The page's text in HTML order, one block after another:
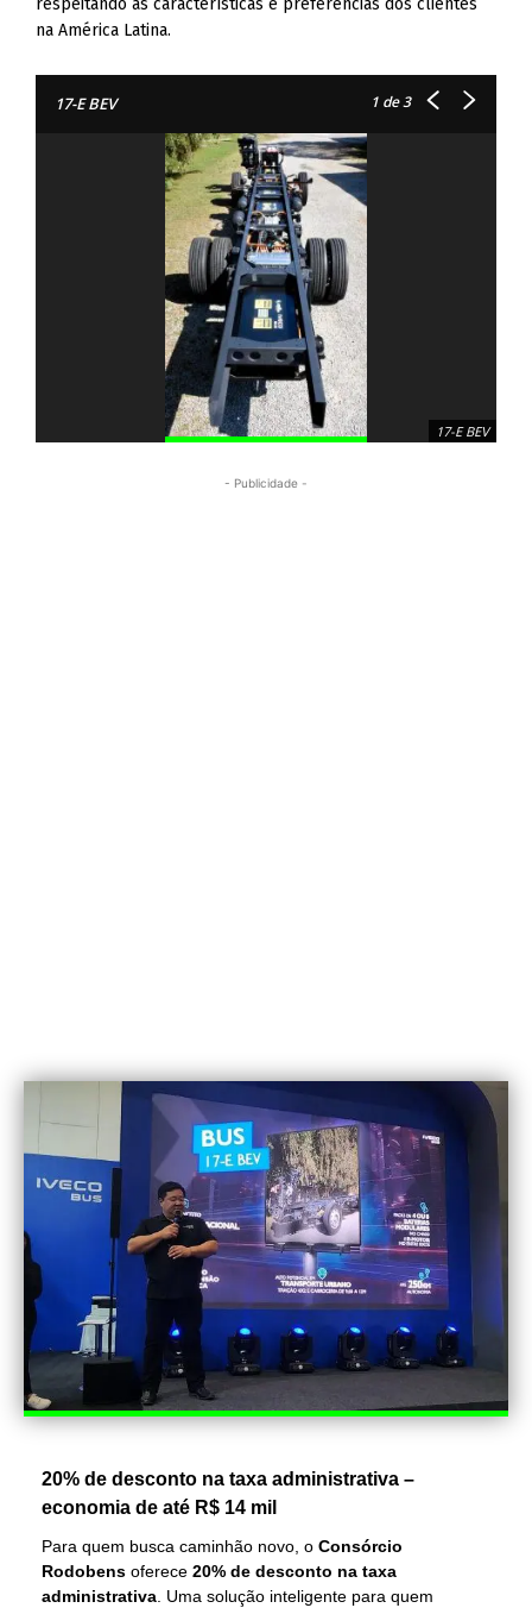
respeitando as características e preferências dos clientes
na América Latina.
17-E BEV 1de 3
17-E BEV
- Publicidade -
20% de desconto na taxa administrativa –
economia de até R$ 14 mil
Para quem busca caminhão novo, o Consórcio
Rodobens oferece 20% de desconto na taxa
administrativa . Uma solução inteligente para quem